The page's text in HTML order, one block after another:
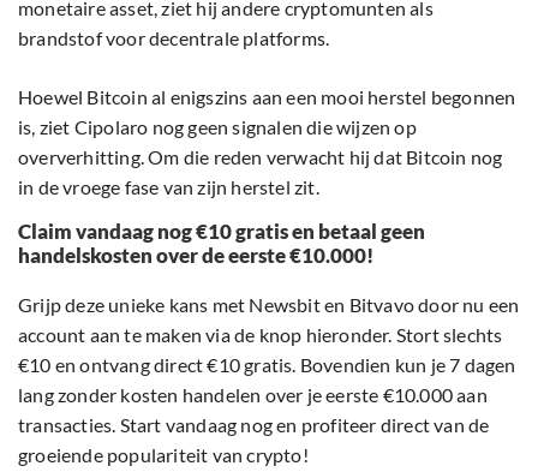
monetaire asset, ziet hij andere cryptomunten als
brandstof voor decentrale platforms.
Hoewel Bitcoin al enigszins aan een mooi herstel begonnen
is, ziet Cipolaro nog geen signalen die wijzen op
oververhitting. Om die reden verwacht hij dat Bitcoin nog
in de vroege fase van zijn herstel zit.
Claim vandaag nog €10 gratis en betaal geen
handelskosten over de eerste €10.000!
Grijp deze unieke kans met Newsbit en Bitvavo door nu een
account aan te maken via de knop hieronder. Stort slechts
€10 en ontvang direct €10 gratis. Bovendien kun je 7 dagen
lang zonder kosten handelen over je eerste €10.000 aan
transacties. Start vandaag nog en profiteer direct van de
groeiende populariteit van crypto!